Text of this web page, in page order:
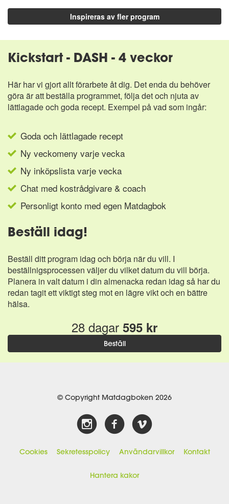
Inspireras av fler program
Kickstart - DASH - 4 veckor
Här har vi gjort allt förarbete åt dig. Det enda du behöver
göra är att beställa programmet, följa det och njuta av
lättlagade och goda recept. Exempel på vad som ingår:
Goda och lättlagade recept
Ny veckomeny varje vecka
Ny inköpslista varje vecka
Chat med kostrådgivare & coach
Personligt konto med egen Matdagbok
Beställ idag!
Beställ ditt program idag och börja när du vill. I
beställnigsprocessen väljer du vilket datum du vill börja.
Planera in valt datum i din almenacka redan idag så har du
redan tagit ett viktigt steg mot en lägre vikt och en bättre
hälsa.
28 dagar 595 kr
Beställ
© Copyright Matdagboken 2026
Cookies Sekretesspolicy Användarvillkor Kontakt
Hantera kakor